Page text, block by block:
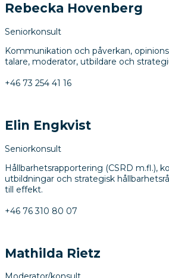
Rebecka Hovenberg
Seniorkonsult
Kommunikation och påverkan,
talare, moderator, utbildare och
+46 73 254 41 16
Elin Engkvist
Seniorkonsult
Hållbarhetsrapportering (CSRD m.fl.),
utbildningar och strategisk
till effekt.
+46 76 310 80 07
Mathilda Rietz